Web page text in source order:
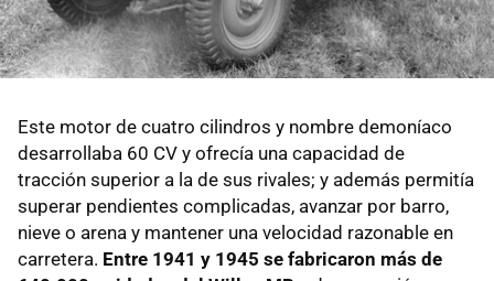
Este motor de cuatro cilindros y nombre demoníaco
desarrollaba 60 CV y ofrecía una capacidad de
tracción superior a la de sus rivales; y además permitía
superar pendientes complicadas, avanzar por barro,
nieve o arena y mantener una velocidad razonable en
carretera. Entre 1941 y 1945 se fabricaron más de